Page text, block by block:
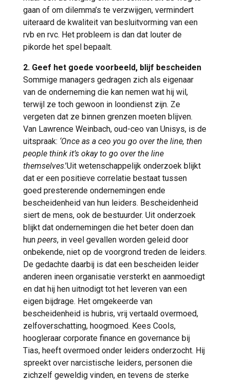
gaan of om dilemma’s te verzwijgen, vermindert
uiteraard de kwaliteit van besluitvorming van een
rvb en rvc. Het probleem is dan dat louter de
pikorde het spel bepaalt.
2. Geef het goede voorbeeld, blijf bescheiden
Sommige managers gedragen zich als eigenaar
van de onderneming die kan nemen wat hij wil,
terwijl ze toch gewoon in loondienst zijn. Ze
vergeten dat ze binnen grenzen moeten blijven.
Van Lawrence Weinbach, oud-ceo van Unisys, is de
uitspraak: ‘Once as a ceo you go over the line, then
people think it’s okay to go over the line
themselves.’Uit wetenschappelijk onderzoek blijkt
dat er een positieve correlatie bestaat tussen
goed presterende ondernemingen ende
bescheidenheid van hun leiders. Bescheidenheid
siert de mens, ook de bestuurder. Uit onderzoek
blijkt dat ondernemingen die het beter doen dan
hun peers, in veel gevallen worden geleid door
onbekende, niet op de voorgrond treden de leiders.
De gedachte daarbij is dat een bescheiden leider
anderen ineen organisatie versterkt en aanmoedigt
en dat hij hen uitnodigt tot het leveren van een
eigen bijdrage. Het omgekeerde van
bescheidenheid is hubris, vrij vertaald overmoed,
zelfoverschatting, hoogmoed. Kees Cools,
hoogleraar corporate finance en governance bij
Tias, heeft overmoed onder leiders onderzocht. Hij
spreekt over narcistische leiders, personen die
zichzelf geweldig vinden, en tevens de sterke